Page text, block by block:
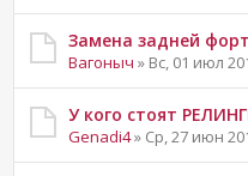
Замена задней
Вагоныч » Вс, 01 июл
У кого стоят
Genadi4» Ср, 27 июн